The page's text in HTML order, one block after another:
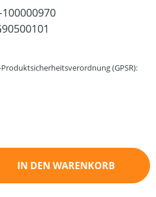
100000970
(GPSR):
den gewünschten
IN DEN WARENKORB